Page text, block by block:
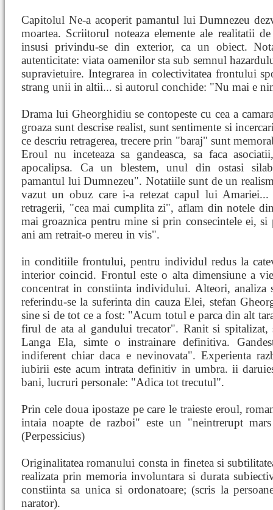
Capitolul Ne-a acoperit pamantul lui Dumnezeu
moartea. Scriitorul noteaza elemente ale realitatii
insusi privindu-se din exterior, ca un obiect.
autenticitate: viata oamenilor sta sub semnul
supravietuire. Integrarea in colectivitatea frontului
strang unii in altii... si autorul conchide: "Nu mai e
Drama lui Gheorghidiu se contopeste cu cea a
groaza sunt descrise realist, sunt sentimente si
ce descriu retragerea, trecere prin "baraj" sunt
Eroul nu inceteaza sa gandeasca, sa faca
apocalipsa. Ca un blestem, unul din ostasi
pamantul lui Dumnezeu". Notatiile sunt de un
vazut un obuz care i-a retezat capul lui
retragerii, "cea mai cumplita zi", aflam din notele
mai groaznica pentru mine si prin consecintele ei,
ani am retrait-o mereu in vis".
in conditiile frontului, pentru individul redus la
interior coincid. Frontul este o alta dimensiune a
concentrat in constiinta individului. Alteori, analiza
referindu-se la suferinta din cauza Elei, stefan
sine si de tot ce a fost: "Acum totul e parca din alt
firul de ata al gandului trecator". Ranit si spitalizat,
Langa Ela, simte o instrainare definitiva.
indiferent chiar daca e nevinovata". Experienta
iubirii este acum intrata definitiv in umbra. ii
bani, lucruri personale: "Adica tot trecutul".
Prin cele doua ipostaze pe care le traieste eroul,
intaia noapte de razboi" este un "neintrerupt
(Perpessicius)
Originalitatea romanului consta in finetea si
realizata prin memoria involuntara si durata
constiinta sa unica si ordonatoare; (scris la
narator).